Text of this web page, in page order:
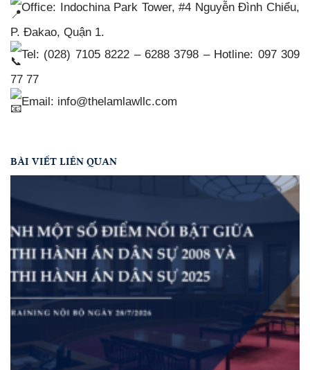
Office: Indochina Park Tower, #4 Nguyễn Đình Chiểu,
P. Đakao, Quận 1.
Tel: (028) 7105 8222 – 6288 3798 – Hotline: 097 309
77 77
Email: info@thelamlawllc.com
BÀI VIẾT LIÊN QUAN